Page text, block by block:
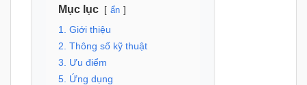
Mục lục ẩn
1. Giới thiệu
2. Thông số kỹ thuật
3. Ưu điểm
5. Ứng dụng